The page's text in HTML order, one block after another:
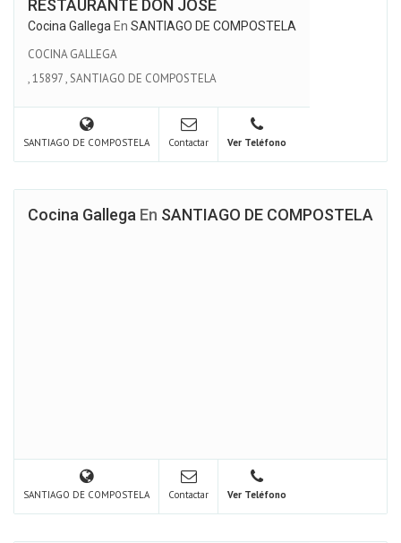
RESTAURANTE DON JOSÉ
Cocina Gallega En SANTIAGO DE COMPOSTELA
COCINA GALLEGA
,15897,SANTIAGO DE COMPOSTELA
SANTIAGO DE COMPOSTELA Contactar Ver Teléfono
Cocina Gallega En SANTIAGO DE COMPOSTELA
SANTIAGO DE COMPOSTELA Contactar Ver Teléfono